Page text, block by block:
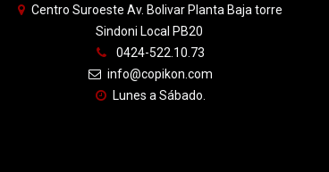
Centro Suroeste Av. Bolivar Planta Baja torre
Sindoni Local PB20
0424-522.10.73
info@copikon.com
Lunes a Sábado.